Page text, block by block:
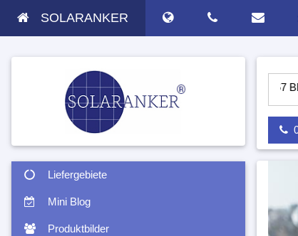
SOLARANKER
Liefergebiete
Mini Blog
Produktbilder
AUF WUNSCH MIT MONTAGE IN 10367 BERLIN -